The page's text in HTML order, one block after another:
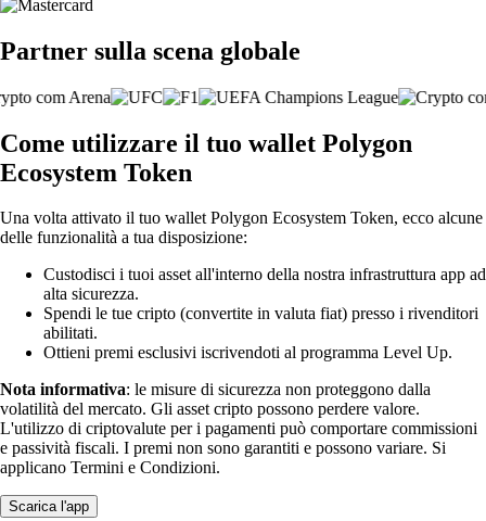
Partner sulla scena globale
Come utilizzare il tuo wallet Polygon
Ecosystem Token
Una volta attivato il tuo wallet Polygon Ecosystem Token, ecco alcune
delle funzionalità a tua disposizione:
Custodisci i tuoi asset all'interno della nostra infrastruttura app ad
alta sicurezza.
Spendi le tue cripto (convertite in valuta fiat) presso i rivenditori
abilitati.
Ottieni premi esclusivi iscrivendoti al programma Level Up.
Nota informativa: le misure di sicurezza non proteggono dalla
volatilità del mercato. Gli asset cripto possono perdere valore.
L'utilizzo di criptovalute per i pagamenti può comportare commissioni
e passività fiscali. I premi non sono garantiti e possono variare. Si
applicano Termini e Condizioni.
Scarica l'app